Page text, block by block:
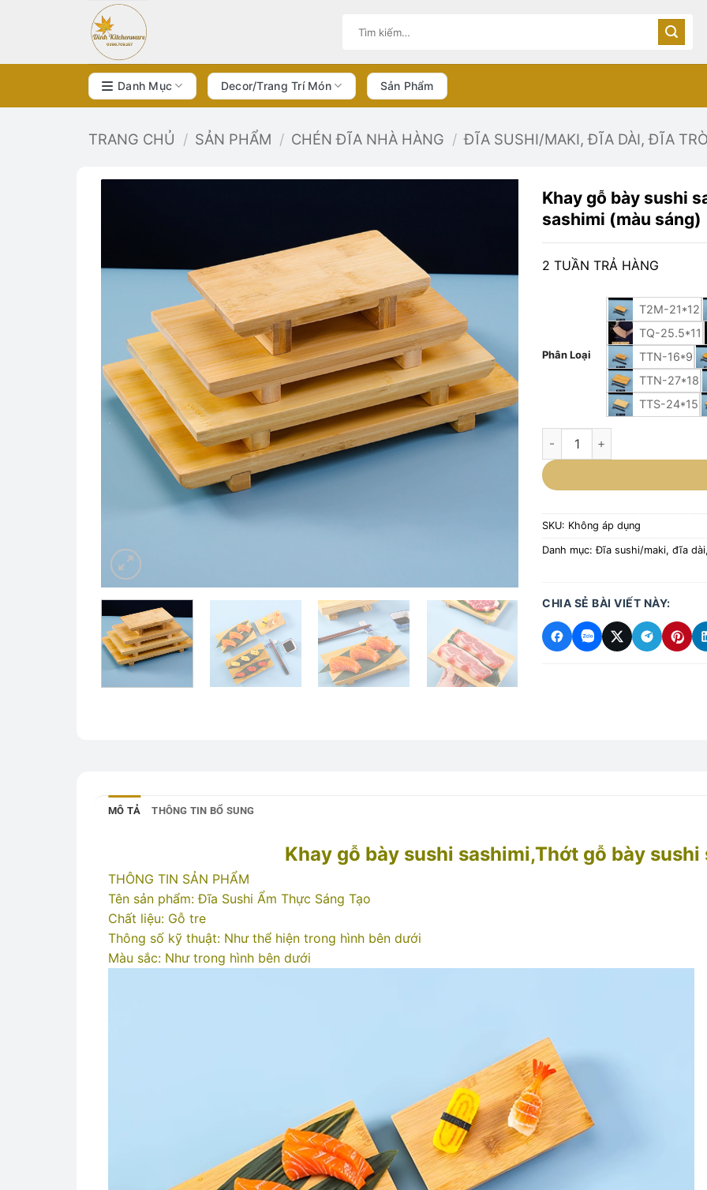
dung
Tìm
Danh Mục Decor/Trang Trí Món Sản Phẩm
TRANG CHỦ / SẢN PHẨM / CHÉN ĐĨA NHÀ HÀNG / ĐĨA SUSHI/MAKI, ĐĨA DÀI, ĐĨA
Khay gỗ bày sushi
sashimi (màu sáng)
2 TUẦN TRẢ HÀNG
Phân Loại
T2M-21*12
TQ-25.5*11
TTN-16*9
TTN-27*18
TTS-24*15
Khay gỗ bày sushi
SKU: Không áp dụng
Danh mục:Đĩa sushi/maki, đĩa
CHIA SẺ BÀI VIẾT NÀY:
MÔ TẢ THÔNG TIN BỔ SUNG
Khay gỗ bày sushi sashimi,Thớt gỗ bày sushi
THÔNG TIN SẢN PHẨM
Tên sản phẩm: Đĩa Sushi Ẩm Thực Sáng Tạo
Chất liệu: Gỗ tre
Thông số kỹ thuật: Như thể hiện trong hình bên dưới
Màu sắc: Như trong hình bên dưới